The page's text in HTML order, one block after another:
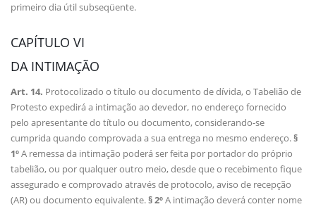
primeiro dia útil subseqüente.
CAPÍTULO VI
DA INTIMAÇÃO
Art. 14. Protocolizado o título ou documento de dívida, o Tabelião de
Protesto expedirá a intimação ao devedor, no endereço fornecido
pelo apresentante do título ou documento, considerando-se
cumprida quando comprovada a sua entrega no mesmo endereço.§
1ºA remessa da intimação poderá ser feita por portador do próprio
tabelião, ou por qualquer outro meio, desde que o recebimento fique
assegurado e comprovado através de protocolo, aviso de recepção
(AR) ou documento equivalente.§ 2ºA intimação deverá conter nome